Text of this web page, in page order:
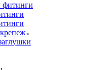
фитинги